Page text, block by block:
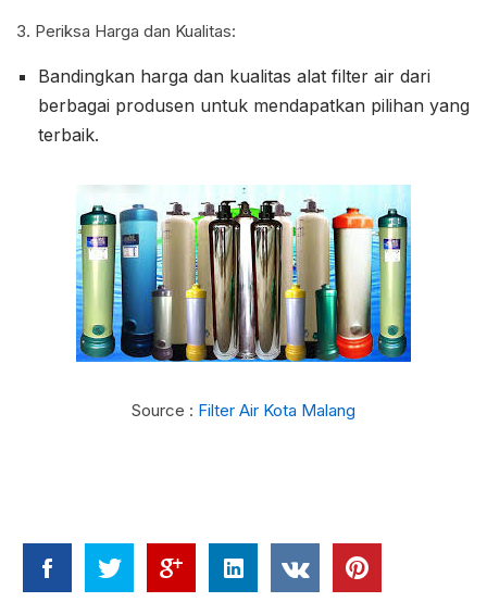
3. Periksa Harga dan Kualitas:
Bandingkan harga dan kualitas alat filter air dari
berbagai produsen untuk mendapatkan pilihan yang
terbaik.
Source : Filter Air Kota Malang